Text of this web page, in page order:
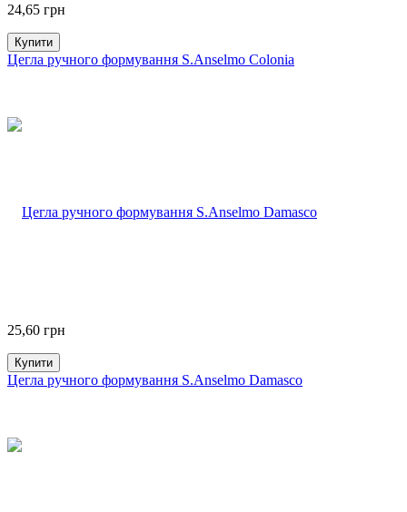
24,65 грн
Купити
Цегла ручного формування S.Anselmo Colonia
25,60 грн
Купити
Цегла ручного формування S.Anselmo Damasco